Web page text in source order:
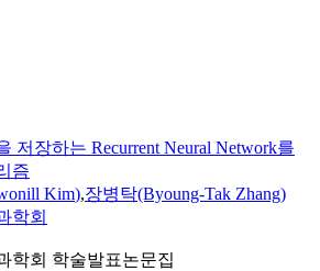
저장하는 Recurrent Neural Network를
즘
Kim),장병탁(Byoung-Tak Zhang)
학회
학회 학술발표논문집